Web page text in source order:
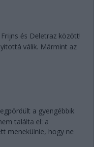
és Deletraz között!
válik. Mármint az
a gyengébbik
találta el: a
menekülnie, hogy ne